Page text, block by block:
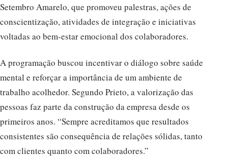
Setembro Amarelo, que promoveu palestras, ações de
conscientização, atividades de integração e iniciativas
voltadas ao bem-estar emocional dos colaboradores.
A programação buscou incentivar o diálogo sobre saúde
mental e reforçar a importância de um ambiente de
trabalho acolhedor. Segundo Prieto, a valorização das
pessoas faz parte da construção da empresa desde os
primeiros anos. “Sempre acreditamos que resultados
consistentes são consequência de relações sólidas, tanto
com clientes quanto com colaboradores.”